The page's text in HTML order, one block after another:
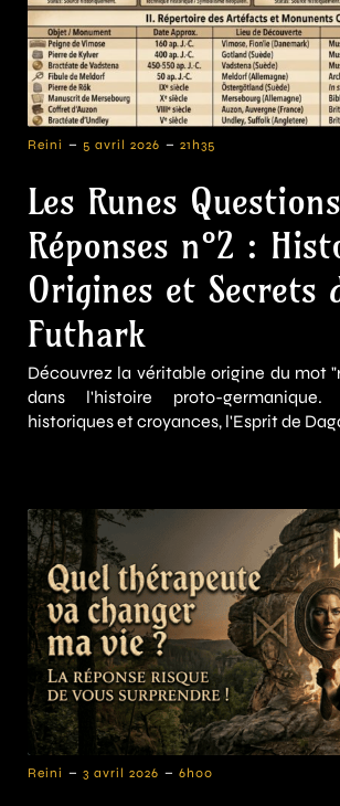
Reini - 5 avril 2026 - 21h35
Les Runes
Réponses n°2 :
Origines et Secrets
Futhark
Découvrez la véritable origine du mot
dans l'histoire proto-germanique.
historiques et croyances, l'Esprit de
Reini - 3 avril 2026 - 6h00